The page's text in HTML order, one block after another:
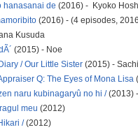
hanasanai de (2016) - Kyoko
(2016) - (4 episodes,
Kusuda
(2015) - Noe
/ Our Little Sister (2015) - Sachi
Q: The Eyes of Mona Lisa
naru kubinagaryû no hi /(2013)
meu (2012)
/(2012)